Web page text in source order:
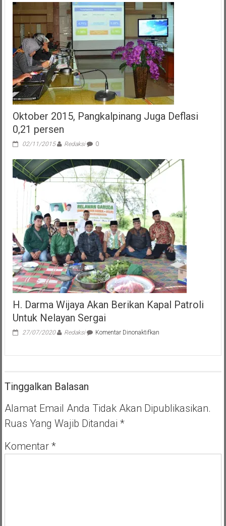
Oktober 2015, Pangkalpinang Juga Deflasi
0,21 persen
02/11/2015 Redaksi 0
H. Darma Wijaya Akan Berikan Kapal Patroli
Untuk Nelayan Sergai
27/07/2020 Redaksi Komentar Dinonaktifkanpada
Untuk
Nelayan
Tinggalkan Balasan
Alamat Email Anda Tidak Akan Dipublikasikan.
Ruas Yang Wajib Ditandai *
Komentar *